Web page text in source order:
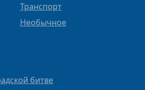
Транспорт
Необычное
битве